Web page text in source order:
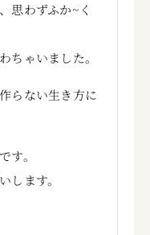
思わずふか~く
ちゃいました。
らない生き方に
す。
します。